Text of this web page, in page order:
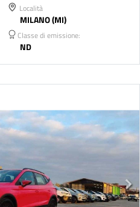
Località
MILANO (MI)
Classe di emissione:
ND